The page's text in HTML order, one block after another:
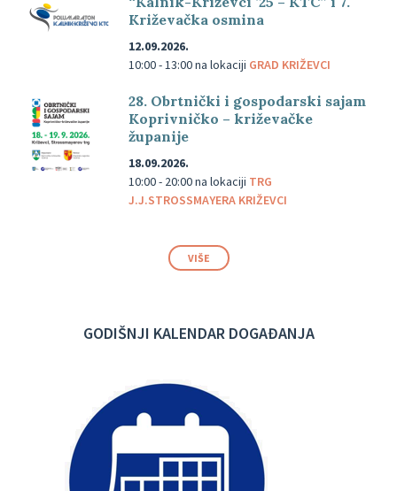
Križevačka osmina
12.09.2026.
10:00 - 13:00na lokaciji GRAD KRIŽEVCI
28. Obrtnički i gospodarski sajam
Koprivničko – križevačke
županije
18.09.2026.
10:00 - 20:00na lokaciji TRG
J.J.STROSSMAYERA KRIŽEVCI
VIŠE
GODIŠNJI KALENDAR DOGAĐANJA